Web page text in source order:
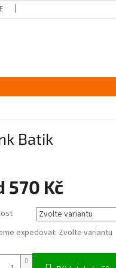
Batik
570 Kč
expedovat: Zvolte variantu